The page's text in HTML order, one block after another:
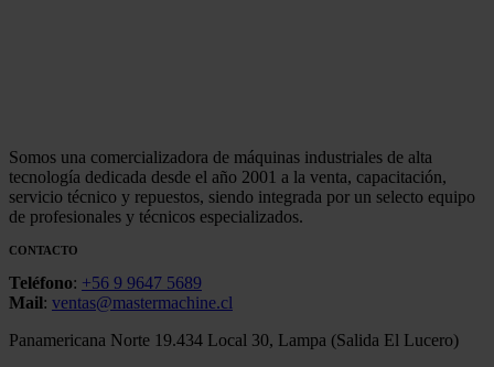
Somos una comercializadora de máquinas industriales de alta
tecnología dedicada desde el año 2001 a la venta, capacitación,
servicio técnico y repuestos, siendo integrada por un selecto equipo
de profesionales y técnicos especializados.
CONTACTO
Teléfono: +56 9 9647 5689
Mail: ventas@mastermachine.cl
Panamericana Norte 19.434 Local 30, Lampa (Salida El Lucero)